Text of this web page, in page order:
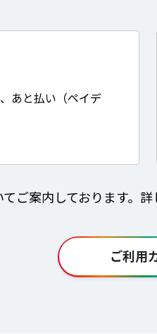
あと払い（ペイデ
ご案内しております。
ご利用